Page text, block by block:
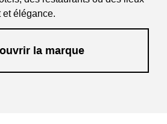
et élégance.
la marque